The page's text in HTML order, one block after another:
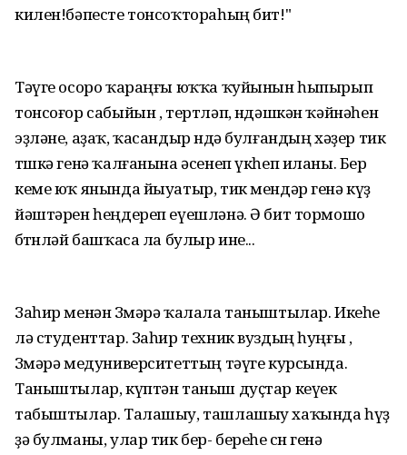
килен!бәпесте тонсоҡтораһың бит!"
Тәүге осоро ҡараңғы юҡҡа ҡуйынын һыпырып
тонсоғор сабыйын , тертләп, өндәшкән ҡәйнәһен
эҙләне, аҙаҡ, ҡасандыр өндә булғандың хәҙер тик
төшкә генә ҡалғанына әсенеп үкһеп иланы. Бер
кеме юҡ янында йыуатыр, тик мендәр генә күҙ
йәштәрен һеңдереп еүешләнә. Ә бит тормошо
бөтөнләй башҡаса ла булыр ине...
Заһир менән Зөмәрә ҡалала таныштылар. Икеһе
лә студенттар. Заһир техник вуздың һуңғы ,
Зөмәрә медуниверситеттың тәүге курсында.
Таныштылар, күптән таныш дуҫтар кеүек
табыштылар. Талашыу, ташлашыу хаҡында һүҙ
ҙә булманы, улар тик бер- береһе өсөн генә